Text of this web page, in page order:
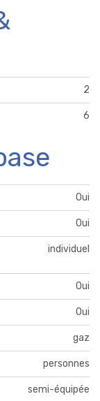
2
6
Oui
Oui
individuel
Oui
Oui
gaz
personnes
semi-équipée